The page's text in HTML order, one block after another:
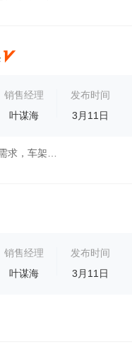
销售经理
叶谋海
发布时间
3月11日
销售经理
叶谋海
发布时间
3月11日